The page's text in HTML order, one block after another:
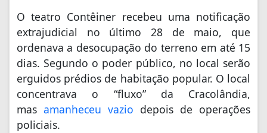
O teatro Contêiner recebeu uma notificação
extrajudicial no último 28 de maio, que
ordenava a desocupação do terreno em até 15
dias. Segundo o poder público, no local serão
erguidos prédios de habitação popular. O local
concentrava o “fluxo” da Cracolândia,
mas amanheceu vazio depois de operações
policiais.